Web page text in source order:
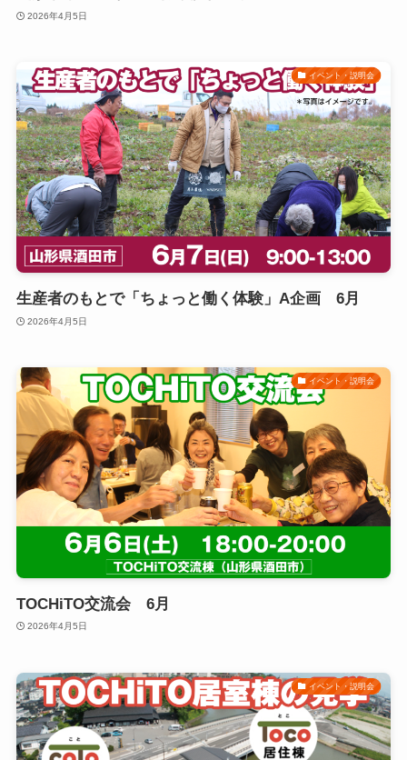
2026年4月5日
イベント・説明会
生産者のもとで「ちょっと働く体験」A企画 6月
2026年4月5日
イベント・説明会
TOCHiTO交流会 6月
2026年4月5日
イベント・説明会